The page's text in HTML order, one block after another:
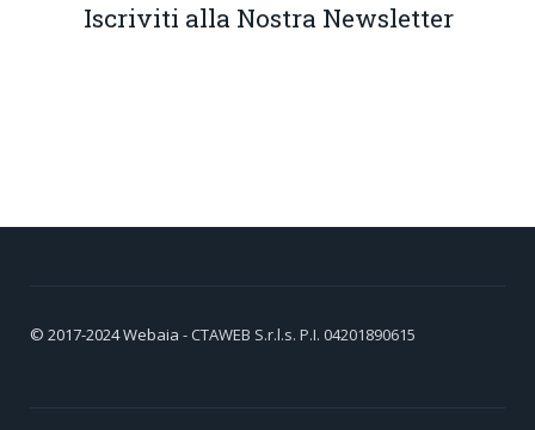
Iscriviti alla Nostra Newsletter
© 2017-2024Webaia - CTAWEB S.r.l.s. P.I. 04201890615